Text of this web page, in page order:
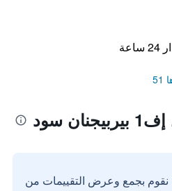
سود
نقوم بجمع وعرض التقييمات من